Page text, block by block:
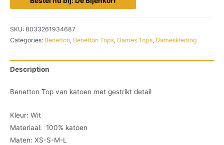
SKU: 8033261934687
Categories: Benetton, Benetton Tops, Dames Tops, Dameskleding
Description
Benetton Top van katoen met gestrikt detail
Kleur: Wit
Materiaal: 100% katoen
Maten: XS-S-M-L